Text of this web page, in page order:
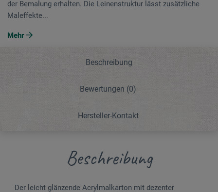
der Bemalung erhalten. Die Leinenstruktur lässt zusätzliche
Maleffekte...
Mehr
Beschreibung
Bewertungen (0)
Hersteller-Kontakt
Beschreibung
Der leicht glänzende Acrylmalkarton mit dezenter